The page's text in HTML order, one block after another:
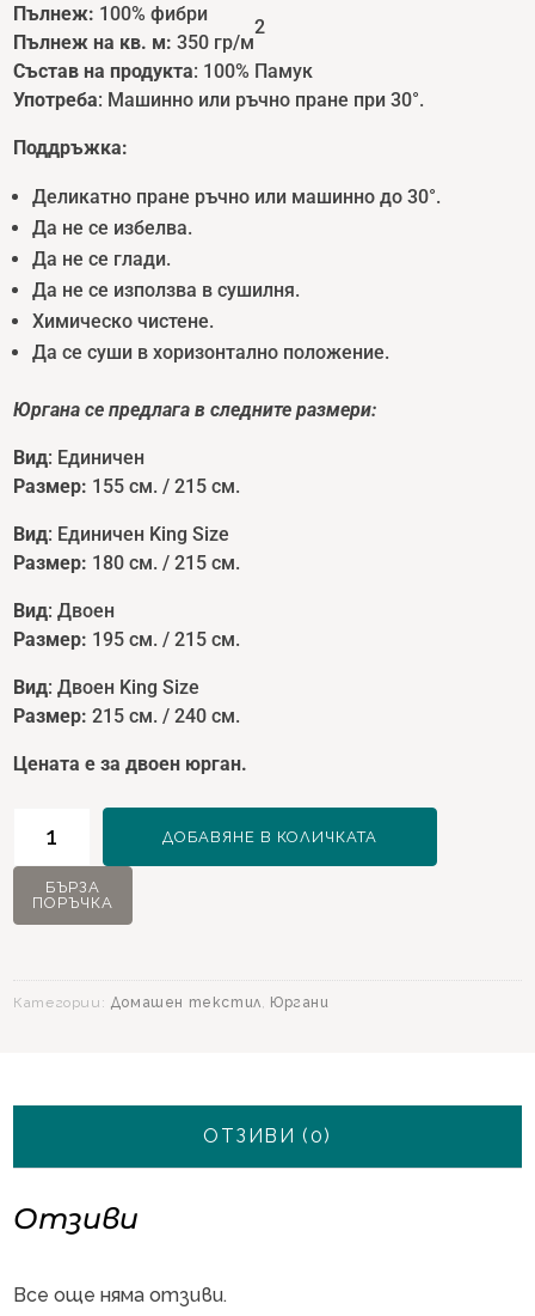
Пълнеж: 100% фибри
Пълнеж на кв. м: 350 гр/м
2
Състав на продукта: 100% Памук
Употреба: Машинно или ръчно пране при 30°.
Поддръжка:
Деликатно пране ръчно или машинно до 30°.
Да не се избелва.
Да не се глади.
Да не се използва в сушилня.
Химическо чистене.
Да се суши в хоризонтално положение.
Юргана се предлага в следните размери:
Вид: Единичен
Размер: 155 см. / 215 см.
Вид: Единичен King Size
Размер: 180 см. / 215 см.
Вид: Двоен
Размер: 195 см. / 215 см.
Вид: Двоен King Size
Размер:215 см. / 240 см.
Цената е за двоен юрган.
Naturel
Юрган
легло
ДОБАВЯНЕ В КОЛИЧКАТА
БЪРЗА
ПОРЪЧКА
Категории: Домашен текстил, Юргани
ОТЗИВИ (0)
Отзиви
Все още няма отзиви.